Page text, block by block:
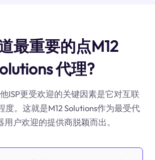
最重要的点M12
代理?
ISP更受欢迎的关键因素是它对互联
度。这就是M12 Solutions作为最受代
用户欢迎的提供商脱颖而出。